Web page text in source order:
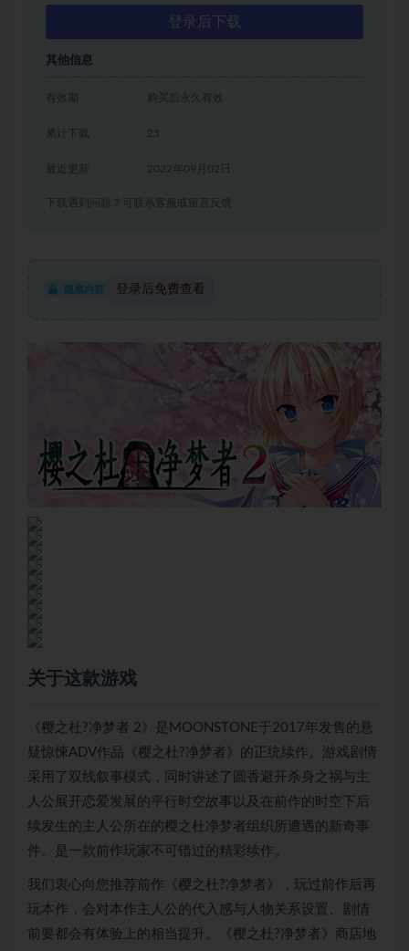
登录后下载
其他信息
有效期 购买后永久有效
累计下载 25
2022年09月02日
下载遇到问题？可联系客服或留言反馈
隐藏内容 登录后免费查看
关于这款游戏
《樱之杜?净梦者 2》是MOONSTONE于2017年发售的悬
疑惊悚ADV作品《樱之杜?净梦者》的正统续作。游戏剧情
采用了双线叙事模式，同时讲述了圆香避开杀身之祸与主
人公展开恋爱发展的平行时空故事以及在前作的时空下后
续发生的主人公所在的樱之杜净梦者组织所遭遇的新奇事
件。是一款前作玩家不可错过的精彩续作。
我们衷心向您推荐前作《樱之杜?净梦者》，玩过前作后再
玩本作，会对本作主人公的代入感与人物关系设置、剧情
前要都会有体验上的相当提升。《樱之杜?净梦者》商店地